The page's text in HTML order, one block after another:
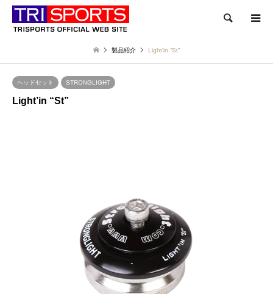
検索
製品紹介 Light’in “St”
ヘッドセット STRONGLIGHT
Light’in “St”